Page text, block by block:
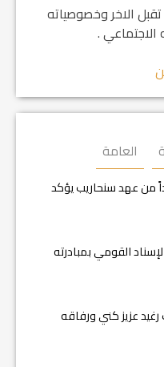
الاخر وخصوصياته
الاجتماعي .
العامة
من عهد سنحاريب يؤكد
القومي بمبادرته
الأب رغيد عزيز كني ورفاقه